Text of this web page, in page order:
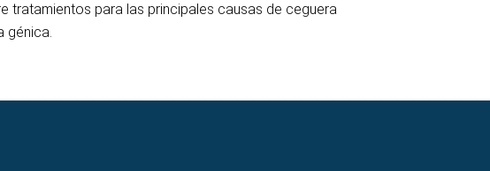
tratamientos para las principales causas de ceguera
génica.